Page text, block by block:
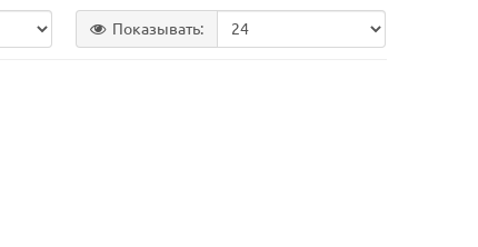
Показывать: